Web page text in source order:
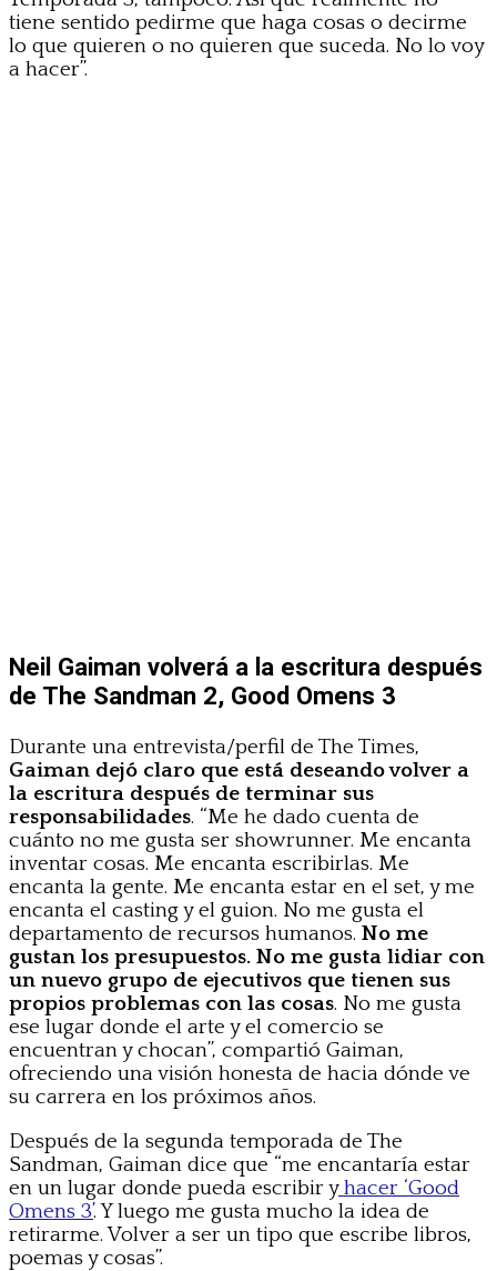
tiene sentido pedirme que haga cosas o decirme
lo que quieren o no quieren que suceda. No lo voy
a hacer”.
Neil Gaiman volverá a la escritura después
de The Sandman 2, Good Omens 3
Durante una entrevista/perfil de The Times,
Gaiman dejó claro que está deseando volver a
la escritura después de terminar sus
responsabilidades. “Me he dado cuenta de
cuánto no me gusta ser showrunner. Me encanta
inventar cosas. Me encanta escribirlas. Me
encanta la gente. Me encanta estar en el set, y me
encanta el casting y el guion. No me gusta el
departamento de recursos humanos. No me
gustan los presupuestos. No me gusta lidiar con
un nuevo grupo de ejecutivos que tienen sus
propios problemas con las cosas. No me gusta
ese lugar donde el arte y el comercio se
encuentran y chocan”, compartió Gaiman,
ofreciendo una visión honesta de hacia dónde ve
su carrera en los próximos años.
Después de la segunda temporada de The
Sandman, Gaiman dice que “me encantaría estar
en un lugar donde pueda escribir yhacer ‘Good
Omens 3’. Y luego me gusta mucho la idea de
retirarme. Volver a ser un tipo que escribe libros,
poemas y cosas”.